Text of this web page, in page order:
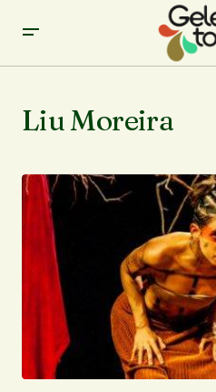
Liu Moreira